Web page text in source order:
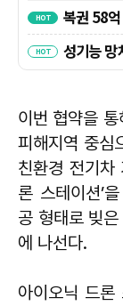
이번 협약을
피해지역 중심
친환경 전기차
론 스테이션’
공 형태로 빚
에 나선다.
아이오닉 드론